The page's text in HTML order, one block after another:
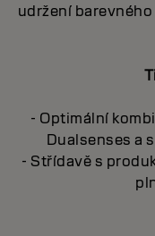
udržení
- Optimální
Dualsenses a
- Střídavě s